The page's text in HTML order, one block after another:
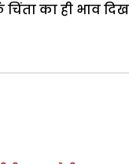
का ही भाव दिख